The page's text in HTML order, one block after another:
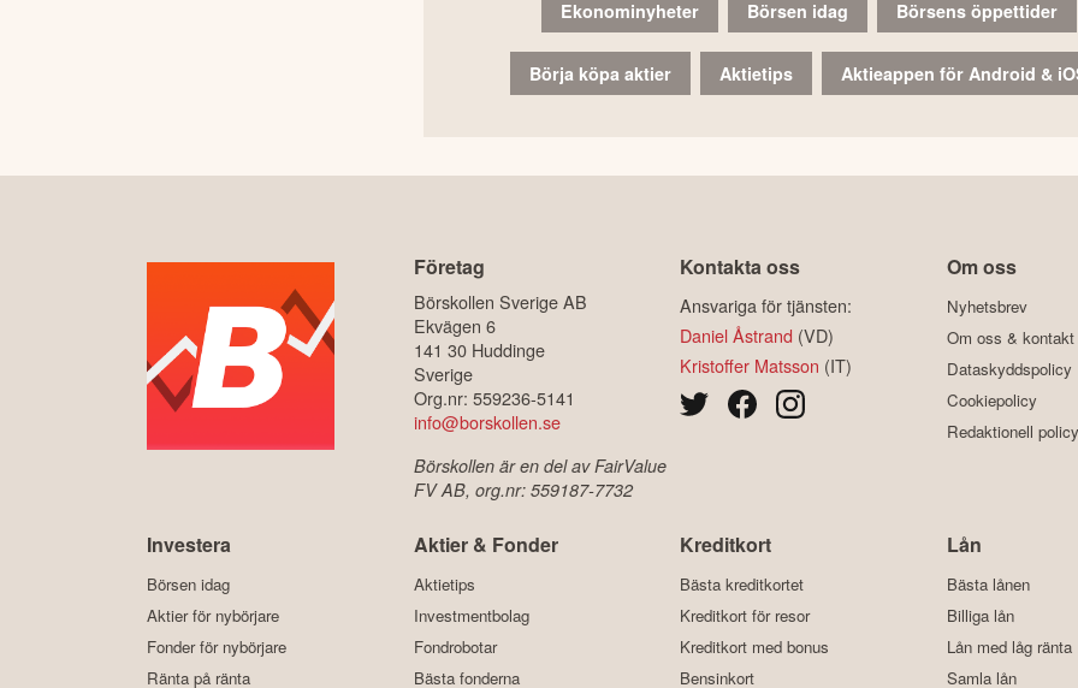
Ekonominyheter Börsen idag Börsens öppettider
Börja köpa aktier Aktietips Aktieappen för Android &
Företag
Börskollen Sverige AB
Ekvägen 6
141 30 Huddinge
Sverige
Org.nr: 559236-5141
info@borskollen.se
Börskollen är en del av FairValue
FV AB, org.nr: 559187-7732
Kontakta oss
Ansvariga för tjänsten:
Daniel Åstrand (VD)
Kristoffer Matsson (IT)
Om oss
Nyhetsbrev
Om oss & kontakt
Dataskyddspolicy
Cookiepolicy
Redaktionell policy
Investera
Börsen idag
Aktier för nybörjare
Fonder för nybörjare
Ränta på ränta
Aktier & Fonder
Aktietips
Investmentbolag
Fondrobotar
Bästa fonderna
Kreditkort
Bästa kreditkortet
Kreditkort för resor
Kreditkort med bonus
Bensinkort
Lån
Bästa lånen
Billiga lån
Lån med låg ränta
Samla lån